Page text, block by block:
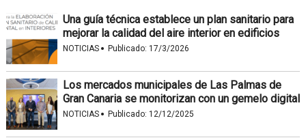
Una guía técnica establece un plan sanitario para
mejorar la calidad del aire interior en edificios
NOTICIAS · Publicado: 17/3/2026
Los mercados municipales de Las Palmas de
Gran Canaria se monitorizan con un gemelo digital
NOTICIAS · Publicado: 12/12/2025